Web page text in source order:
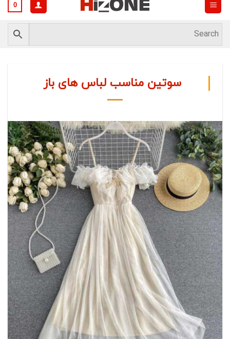
0
سوتین مناسب لباس های باز